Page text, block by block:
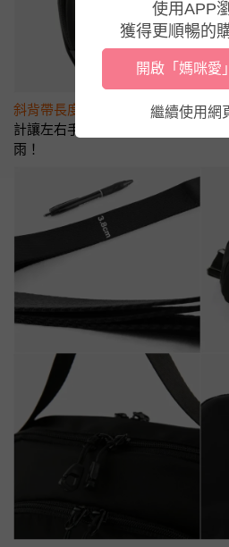
斜背帶長度可調整 約60~120cm、寬
計讓左右手都能輕鬆使用。還有
雨！
使用APP
獲得更順暢的
開啟「媽咪愛
繼續使用網